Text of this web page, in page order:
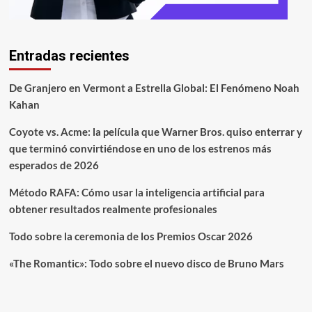
Entradas recientes
De Granjero en Vermont a Estrella Global: El Fenómeno Noah
Kahan
Coyote vs. Acme: la película que Warner Bros. quiso enterrar y
que terminó convirtiéndose en uno de los estrenos más
esperados de 2026
Método RAFA: Cómo usar la inteligencia artificial para
obtener resultados realmente profesionales
Todo sobre la ceremonia de los Premios Oscar 2026
«The Romantic»: Todo sobre el nuevo disco de Bruno Mars